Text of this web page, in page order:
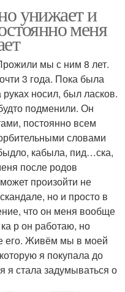
унижает и
меня
мы с ним 8 лет.
3 года. Пока была
носил, был ласков.
подменили. Он
постоянно всем
словами
кабыла, пид…ска,
после родов
произойти не
но и просто в
что он меня вообще
р он работаю, но
его. Живём мы в моей
я покупала до
я стала задумываться о